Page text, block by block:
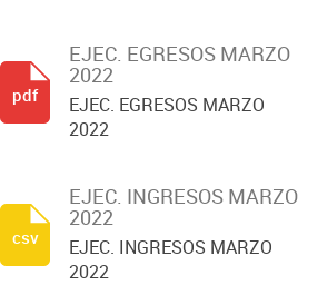
EJEC. EGRESOS MARZO
2022
EJEC. EGRESOS MARZO
2022
pdf
EJEC. INGRESOS MARZO
2022
EJEC. INGRESOS MARZO
2022
csv